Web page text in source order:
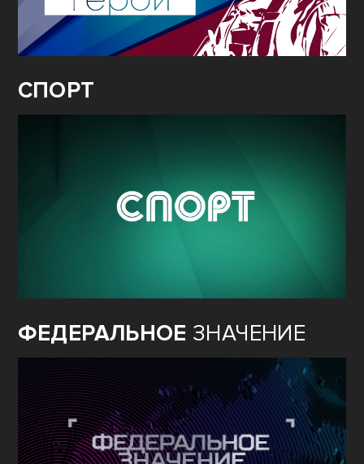
СПОРТ
ФЕДЕРАЛЬНОЕ ЗНАЧЕНИЕ